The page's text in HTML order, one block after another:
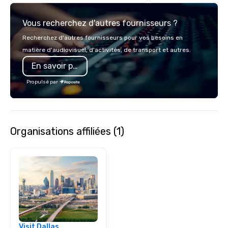
Vous recherchez d'autres fournisseurs ?
Recherchez d'autres fournisseurs pour vos besoins en
matière d'audiovisuel, d'activités, de transport et autres.
En savoir plus
Propulsé par
Organisations affiliées (1)